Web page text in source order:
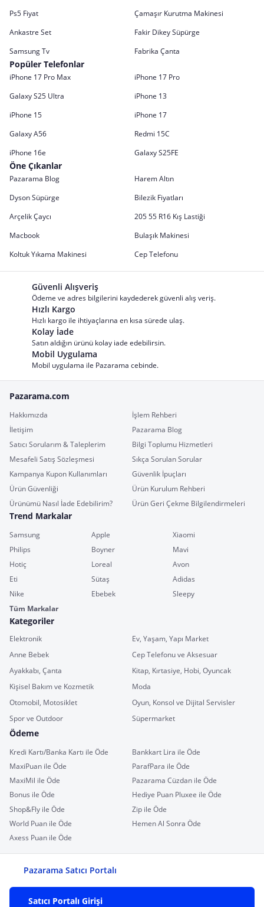
Ps5 Fiyat
Çamaşır Kurutma Makinesi
Ankastre Set
Fakir Dikey Süpürge
Samsung Tv
Fabrika Çanta
Popüler Telefonlar
iPhone 17 Pro Max
iPhone 17 Pro
Galaxy S25 Ultra
iPhone 13
iPhone 15
iPhone 17
Galaxy A56
Redmi 15C
iPhone 16e
Galaxy S25FE
Öne Çıkanlar
Pazarama Blog
Harem Altın
Dyson Süpürge
Bilezik Fiyatları
Arçelik Çaycı
205 55 R16 Kış Lastiği
Macbook
Bulaşık Makinesi
Koltuk Yıkama Makinesi
Cep Telefonu
Güvenli Alışveriş
Ödeme ve adres bilgilerini kaydederek güvenli alış veriş.
Hızlı Kargo
Hızlı kargo ile ihtiyaçlarına en kısa sürede ulaş.
Kolay İade
Satın aldığın ürünü kolay iade edebilirsin.
Mobil Uygulama
Mobil uygulama ile Pazarama cebinde.
Pazarama.com
Hakkımızda
İşlem Rehberi
İletişim
Pazarama Blog
Satıcı Sorularım & Taleplerim
Bilgi Toplumu Hizmetleri
Mesafeli Satış Sözleşmesi
Sıkça Sorulan Sorular
Kampanya Kupon Kullanımları
Güvenlik İpuçları
Ürün Güvenliği
Ürün Kurulum Rehberi
Ürünümü Nasıl İade Edebilirim?
Ürün Geri Çekme Bilgilendirmeleri
Trend Markalar
Samsung Apple
Xiaomi
Philips
Boyner
Mavi
Hotiç
Loreal
Avon
Eti
Sütaş
Adidas
Nike
Ebebek
Sleepy
Tüm Markalar
Kategoriler
Elektronik
Ev, Yaşam, Yapı Market
Anne Bebek
Cep Telefonu ve Aksesuar
Ayakkabı, Çanta
Kitap, Kırtasiye, Hobi, Oyuncak
Kişisel Bakım ve Kozmetik
Moda
Otomobil, Motosiklet
Oyun, Konsol ve Dijital Servisler
Spor ve Outdoor
Süpermarket
Ödeme
Kredi Kartı/Banka Kartı ile Öde
Bankkart Lira ile Öde
MaxiPuan ile Öde
ParafPara ile Öde
MaxiMil ile Öde
Pazarama Cüzdan ile Öde
Bonus ile Öde
Hediye Puan Pluxee ile Öde
Shop&Fly ile Öde
Zip ile Öde
World Puan ile Öde
Hemen Al Sonra Öde
Axess Puan ile Öde
Pazarama Satıcı Portalı
Satıcı Portalı Girişi